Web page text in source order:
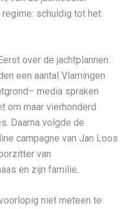
schuldig tot het
over de jachtplannen:
een aantal Vlamingen
media spraken
om maar vierhonderd
Daarna volgde de
campagne van Jan Loos
van
en zijn familie.
niet meteen te